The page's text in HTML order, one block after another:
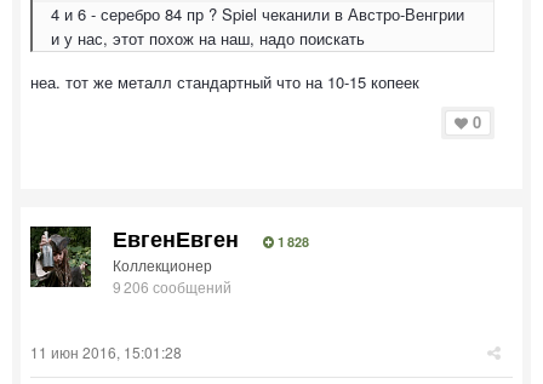
4 и 6 - серебро 84 пр ? Spiel чеканили в Австро-Венгрии
и у нас, этот похож на наш, надо поискать
неа. тот же металл стандартный что на 10-15 копеек
0
ЕвгенЕвген 1 828
Коллекционер
9 206 сообщений
11 июн 2016, 15:01:28